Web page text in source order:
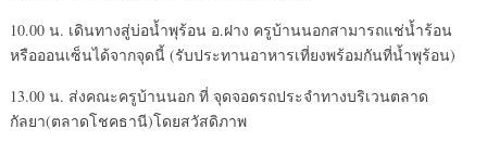
10.00 น. เดินทางสู่บ่อน้ำพุร้อน อ.ฝาง ครูบ้านนอกสามารถแช่น้ำร้อน
หรือออนเซ็นได้จากจุดนี้ (รับประทานอาหารเที่ยงพร้อมกันที่น้ำพุร้อน)
13.00 น. ส่งคณะครูบ้านนอก ที่ จุดจอดรถประจำทางบริเวนตลาด
กัลยา(ตลาดโชคธานี)โดยสวัสดิภาพ